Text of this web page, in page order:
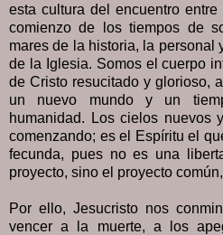
esta cultura del encuentro
comienzo de los tiempos de
mares de la historia, la personal
de la Iglesia. Somos el cuerpo
de Cristo resucitado y glorioso,
un nuevo mundo y un
humanidad. Los cielos nuevos
comenzando; es el Espíritu el
fecunda, pues no es una
proyecto, sino el proyecto
Por ello, Jesucristo nos
vencer a la muerte, a los